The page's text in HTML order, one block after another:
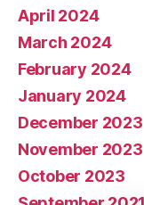
April 2024
March 2024
February 2024
January 2024
December 2023
November 2023
October 2023